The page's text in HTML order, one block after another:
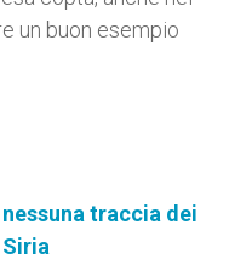
un buon esempio
traccia dei